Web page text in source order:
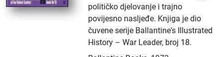
političko djelovanje i trajno
povijesno nasljeđe. Knjiga je dio
čuvene serije Ballantine's Illustrated
History – War Leader, broj 18.